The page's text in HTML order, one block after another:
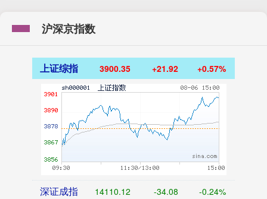
沪深京指数
上证综指 3900.35 +21.92 +0.57%
深证成指 14110.12 -34.08 -0.24%